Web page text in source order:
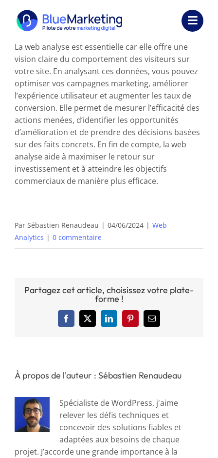
contenu
Expertises
Externalisation
Réalisations
Ressources
La web analyse est essentielle car elle offre une
vision claire du comportement des visiteurs sur
votre site. En analysant ces données, vous pouvez
optimiser vos campagnes marketing, améliorer
l’expérience utilisateur et augmenter les taux de
conversion. Elle permet de mesurer l’efficacité des
actions menées, d’identifier les opportunités
d’amélioration et de prendre des décisions basées
sur des faits concrets. En fin de compte, la web
analyse aide à maximiser le retour sur
investissement et à atteindre les objectifs
commerciaux de manière plus efficace.
Par Sébastien Renaudeau | 04/06/2024 | Web
Analytics | 0 commentaire
Partagez cet article, choisissez votre plate-
forme !
Facebook
X LinkedInPinterestEmail
À propos de l'auteur : Sébastien Renaudeau
Spécialiste de WordPress, j'aime
relever les défis techniques et
concevoir des solutions fiables et
adaptées aux besoins de chaque
projet. J’accorde une grande importance à la